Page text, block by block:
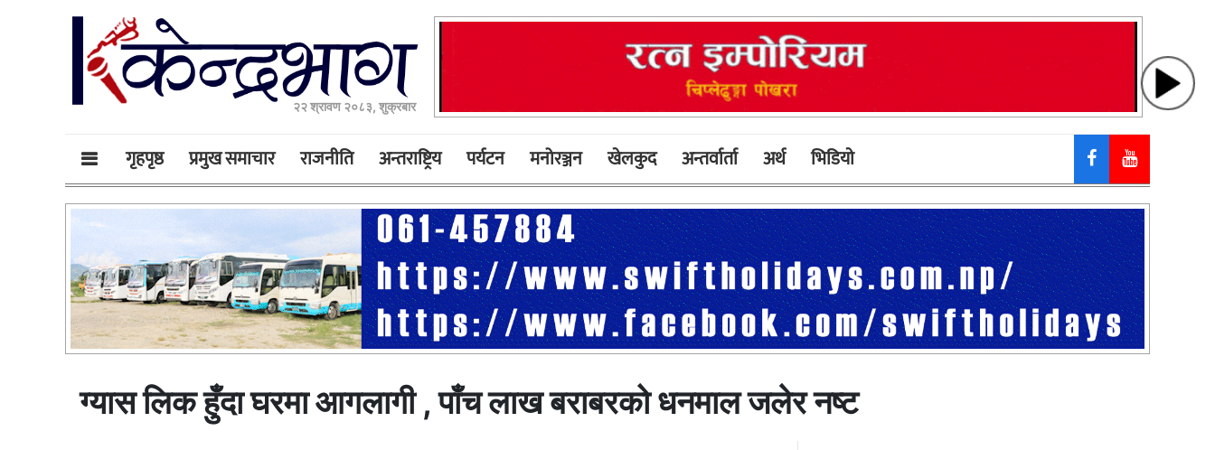
२२ श्रावण २०८३, शुक्रबार
गृहपृष्ठ प्रमुख समाचार राजनीति अन्तराष्ट्रिय पर्यटन मनोरञ्जन खेलकुद अन्तर्वार्ता अर्थ भिडियाे
ग्यास लिक हुँदा घरमा आगलागी , पाँच लाख बराबरको धनमाल जलेर नष्ट